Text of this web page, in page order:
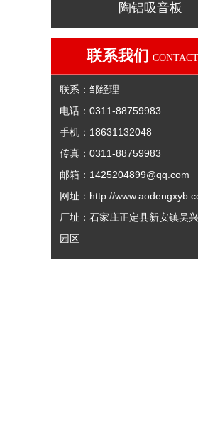
陶铝吸音板
联系我们
联系：邹经理
电话：0311-88759983
手机：18631132048
传真：0311-88759983
邮箱： 1425204899@qq.com
网址： http://
厂址：石家庄正定县新安镇吴
园区